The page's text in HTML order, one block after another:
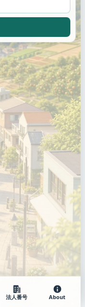
法人番号 About